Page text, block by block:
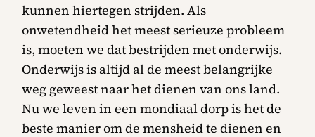
kunnen hiertegen strijden. Als
onwetendheid het meest serieuze probleem
is, moeten we dat bestrijden met onderwijs.
Onderwijs is altijd al de meest belangrijke
weg geweest naar het dienen van ons land.
Nu we leven in een mondiaal dorp is het de
beste manier om de mensheid te dienen en